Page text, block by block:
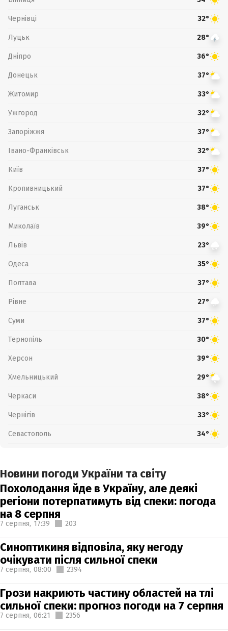
Чернівці 32°
Луцьк 28°
Дніпро 36°
Донецьк 37°
Житомир 33°
Ужгород 32°
Запоріжжя 37°
Івано-Франківськ 32°
Київ 37°
Кропивницький 37°
Луганськ 38°
Миколаїв 39°
Львів 23°
Одеса 35°
Полтава 37°
Рівне 27°
Суми 37°
Тернопіль 30°
Херсон 39°
Хмельницький 29°
Черкаси 38°
Чернігів 33°
Севастополь 34°
Новини погоди України та світу
Похолодання йде в Україну, але деякі
регіони потерпатимуть від спеки: погода
на 8 серпня
7 серпня, 17:39 203
Синоптикиня відповіла, яку негоду
очікувати після сильної спеки
7 серпня, 08:00 2394
Грози накриють частину областей на тлі
сильної спеки: прогноз погоди на 7 серпня
7 серпня, 06:21 2356